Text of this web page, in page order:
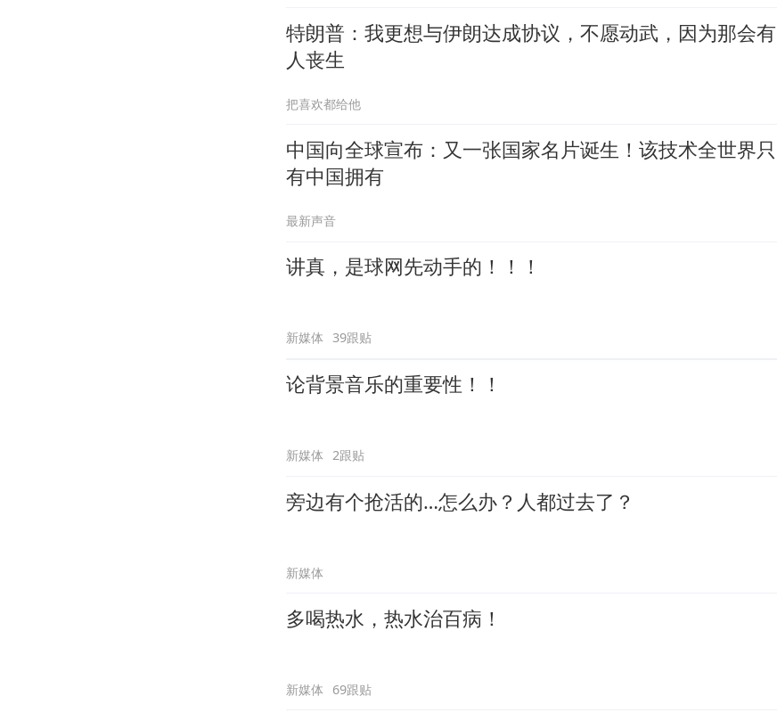
特朗普：我更想与伊朗达成协议，不愿动武，因为那会有
人丧生
把喜欢都给他
中国向全球宣布：又一张国家名片诞生！该技术全世界只
有中国拥有
最新声音
讲真，是球网先动手的！！！
新媒体 39跟贴
论背景音乐的重要性！！
新媒体 2跟贴
旁边有个抢活的…怎么办？人都过去了？
新媒体
多喝热水，热水治百病！
新媒体 69跟贴